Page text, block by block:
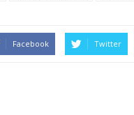
Facebook Twitter